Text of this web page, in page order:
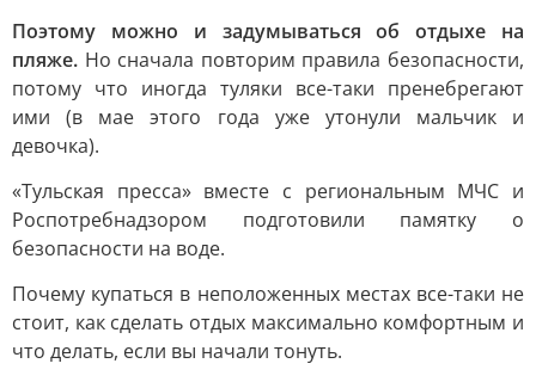
Поэтому можно и задумываться об отдыхе на
пляже. Но сначала повторим правила безопасности,
потому что иногда туляки все-таки пренебрегают
ими (в мае этого года уже утонули мальчик и
девочка).
«Тульская пресса» вместе с региональным МЧС и
Роспотребнадзором подготовили памятку о
безопасности на воде.
Почему купаться в неположенных местах все-таки не
стоит, как сделать отдых максимально комфортным и
что делать, если вы начали тонуть.